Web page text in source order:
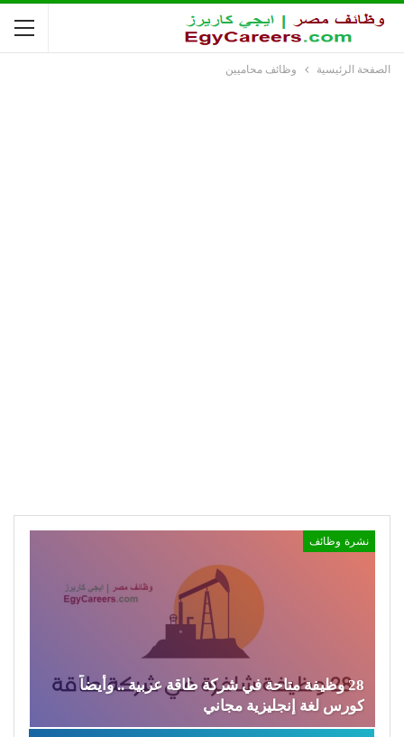
الصفحة الرئيسية وظائف محاميين
نشرة وظائف
28 وظيفة متاحة في شركة طاقة عربية .. وأيضاً
كورس لغة إنجليزية مجاني